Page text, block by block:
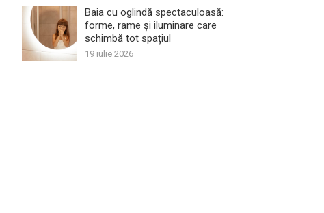
Baia cu oglindă spectaculoasă:
forme, rame și iluminare care
schimbă tot spațiul
19 iulie 2026